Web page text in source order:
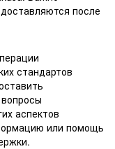
после
стандартов
аспектов
или помощь